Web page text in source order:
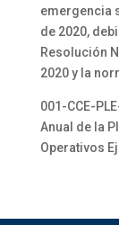
emergencia
de 2020,
Resolución
2020 y la
001-CCE-
Anual de la
Operativos